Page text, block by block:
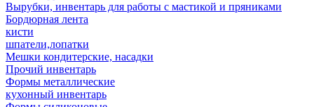
Вырубки, инвентарь для работы с мастикой и пряниками
Бордюрная лента
кисти
шпатели,лопатки
Мешки кондитерские, насадки
Прочий инвентарь
Формы металлические
кухонный инвентарь